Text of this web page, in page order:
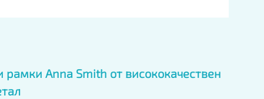
рамки Anna Smith от висококачествен